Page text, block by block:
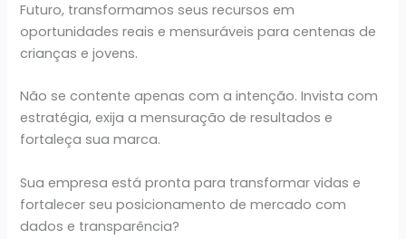
Futuro, transformamos seus recursos em
oportunidades reais e mensuráveis para centenas de
crianças e jovens.
Não se contente apenas com a intenção. Invista com
estratégia, exija a mensuração de resultados e
fortaleça sua marca.
Sua empresa está pronta para transformar vidas e
fortalecer seu posicionamento de mercado com
dados e transparência?